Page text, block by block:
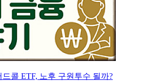
콜 ETF, 노후 구원투수 될까?